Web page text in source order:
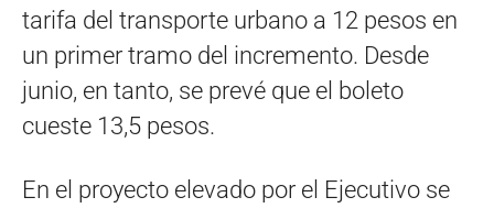
tarifa del transporte urbano a 12 pesos en
un primer tramo del incremento. Desde
junio, en tanto, se prevé que el boleto
cueste 13,5 pesos.
En el proyecto elevado por el Ejecutivo se